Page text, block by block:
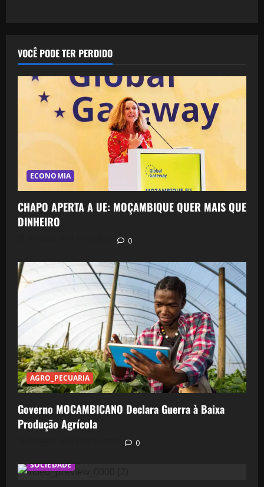
VOCÊ PODE TER PERDIDO
ECONOMIA
CHAPO APERTA A UE: MOÇAMBIQUE QUER MAIS QUE
DINHEIRO
0
AGRO_PECUARIA
Governo MOCAMBICANO Declara Guerra à Baixa
Produção Agrícola
0
SOCIEDADE